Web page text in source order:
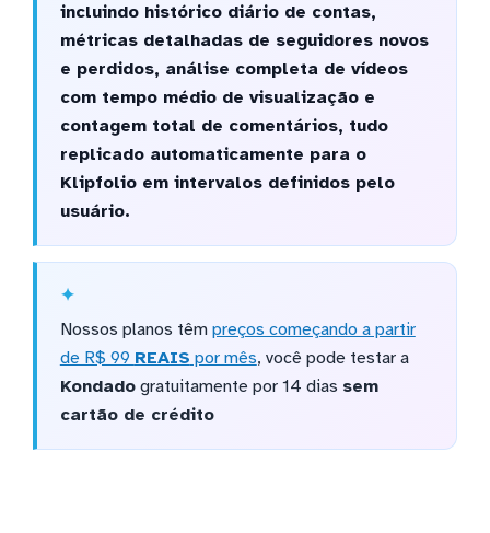
incluindo histórico diário de contas,
métricas detalhadas de seguidores novos
e perdidos, análise completa de vídeos
com tempo médio de visualização e
contagem total de comentários, tudo
replicado automaticamente para o
Klipfolio em intervalos definidos pelo
usuário.
Nossos planos têm preços começando a partir
de R$ 99 REAIS por mês, você pode testar a
Kondadogratuitamente por 14 dias sem
cartão de crédito